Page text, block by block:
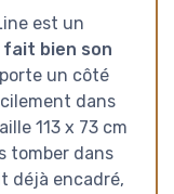
est un
bien son
un côté
dans
113 x 73 cm
tomber dans
déjà encadré,